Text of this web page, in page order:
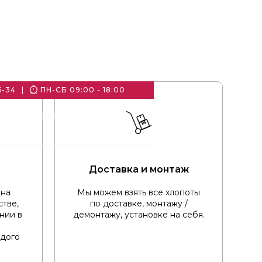
34 ПН-СБ 09:00 - 18:00
8 (800) 707-46-34
в
Доставка и монтаж
Мы можем взять все хлопоты
по доставке, монтажу /
демонтажу, установке на себя.